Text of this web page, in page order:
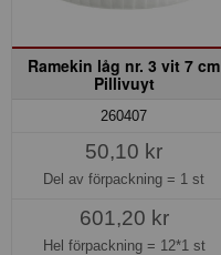
Ramekin låg nr. 3 vit 7 cm
Pillivuyt
260407
50,10 kr
Del av förpackning = 1 st
601,20 kr
Hel förpackning = 12*1 st